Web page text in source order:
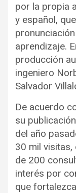
por la propia
y español,
aprendizaje.
producción
ingeniero
Salvador
De acuerdo
su
del año
30 mil
de 200
interés por
que